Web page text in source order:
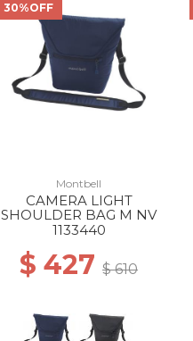
30%OFF
Montbell
CAMERA LIGHT
SHOULDER BAG M NV
1133440
$ 427$ 610